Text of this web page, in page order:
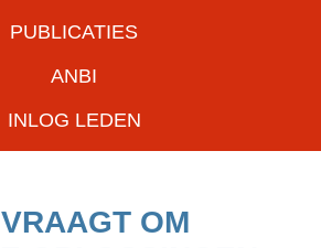
PUBLICATIES
ANBI
INLOG LEDEN
OM